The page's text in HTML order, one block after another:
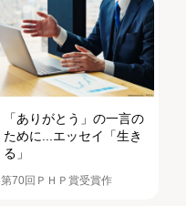
「ありがとう」の一言の
ために...エッセイ「生き
る」
第70回ＰＨＰ賞受賞作